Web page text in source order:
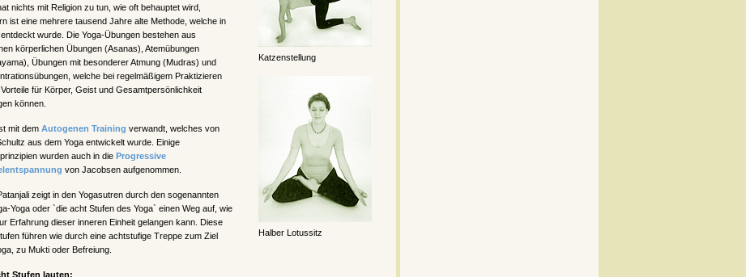
Katzenstellung
Halber Lotussitz
nichts mit Religion zu tun, wie oft behauptet wird,
ist eine mehrere tausend Jahre alte Methode, welche in
entdeckt wurde. Die Yoga-Übungen bestehen aus
körperlichen Übungen (Asanas), Atemübungen
Übungen mit besonderer Atmung (Mudras) und
welche bei regelmäßigem Praktizieren
für Körper, Geist und Gesamtpersönlichkeit
können.
mit dem Autogenen Training verwandt, welches von
aus dem Yoga entwickelt wurde. Einige
wurden auch in die Progressive
von Jacobsen aufgenommen.
zeigt in den Yogasutren durch den sogenannten
Yoga oder `die acht Stufen des Yoga` einen Weg auf, wie
Erfahrung dieser inneren Einheit gelangen kann. Diese
führen wie durch eine achtstufige Treppe zum Ziel
zu Mukti oder Befreiung.
Stufen lauten: